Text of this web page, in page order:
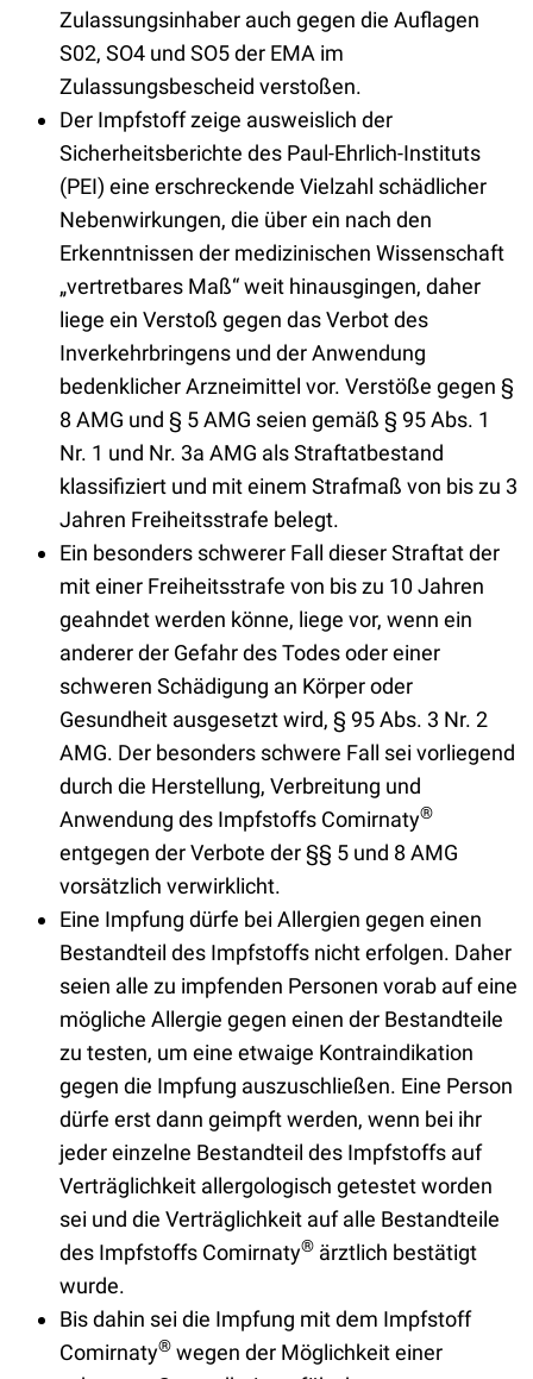
Zulassungsinhaber auch gegen die Auflagen
S02, SO4 und SO5 der EMA im
Zulassungsbescheid verstoßen.
Der Impfstoff zeige ausweislich der
Sicherheitsberichte des Paul-Ehrlich-Instituts
(PEI) eine erschreckende Vielzahl schädlicher
Nebenwirkungen, die über ein nach den
Erkenntnissen der medizinischen Wissenschaft
„vertretbares Maß“ weit hinausgingen, daher
liege ein Verstoß gegen das Verbot des
Inverkehrbringens und der Anwendung
bedenklicher Arzneimittel vor. Verstöße gegen §
8 AMG und § 5 AMG seien gemäß § 95 Abs. 1
Nr. 1 und Nr. 3a AMG als Straftatbestand
klassifiziert und mit einem Strafmaß von bis zu 3
Jahren Freiheitsstrafe belegt.
Ein besonders schwerer Fall dieser Straftat der
mit einer Freiheitsstrafe von bis zu 10 Jahren
geahndet werden könne, liege vor, wenn ein
anderer der Gefahr des Todes oder einer
schweren Schädigung an Körper oder
Gesundheit ausgesetzt wird, § 95 Abs. 3 Nr. 2
AMG. Der besonders schwere Fall sei vorliegend
durch die Herstellung, Verbreitung und
Anwendung des Impfstoffs Comirnaty®
entgegen der Verbote der §§ 5 und 8 AMG
vorsätzlich verwirklicht.
Eine Impfung dürfe bei Allergien gegen einen
Bestandteil des Impfstoffs nicht erfolgen. Daher
seien alle zu impfenden Personen vorab auf eine
mögliche Allergie gegen einen der Bestandteile
zu testen, um eine etwaige Kontraindikation
gegen die Impfung auszuschließen. Eine Person
dürfe erst dann geimpft werden, wenn bei ihr
jeder einzelne Bestandteil des Impfstoffs auf
Verträglichkeit allergologisch getestet worden
sei und die Verträglichkeit auf alle Bestandteile
des Impfstoffs Comirnaty® ärztlich bestätigt
wurde.
Bis dahin sei die Impfung mit dem Impfstoff
Comirnaty® wegen der Möglichkeit einer